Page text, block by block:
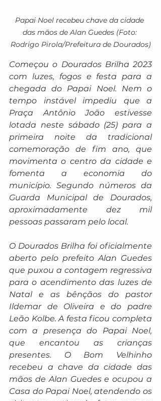
Papai Noel recebeu chave da cidade
das mãos de Alan Guedes (Foto:
Rodrigo Pirola/Prefeitura de Dourados)
Começou o Dourados Brilha 2023
com luzes, fogos e festa para a
chegada do Papai Noel. Nem o
tempo instável impediu que a
Praça Antônio João estivesse
lotada neste sábado (25) para a
primeira noite da tradicional
comemoração de fim ano, que
movimenta o centro da cidade e
fomenta a economia do
município. Segundo números da
Guarda Municipal de Dourados,
aproximadamente dez mil
pessoas passaram pelo local.
O Dourados Brilha foi oficialmente
aberto pelo prefeito Alan Guedes
que puxou a contagem regressiva
para o acendimento das luzes de
Natal e as bênçãos do pastor
Ildemar de Oliveira e do padre
Leão Kolbe. A festa ficou completa
com a presença do Papai Noel,
que encantou as crianças
presentes. O Bom Velhinho
recebeu a chave da cidade das
mãos de Alan Guedes e ocupou a
Casa do Papai Noel, atendendo os